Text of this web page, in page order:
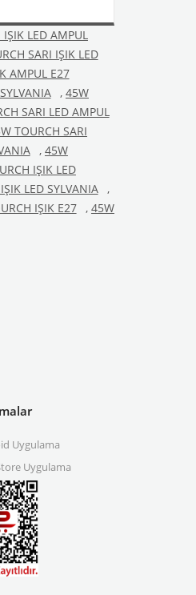
LED AMPUL
SARI IŞIK LED
AMPUL E27
, 45W
SARI LED AMPUL
TOURCH SARI
, 45W
IŞIK LED
LED SYLVANIA
,
IŞIK E27 , 45W
Uygulama
Uygulama